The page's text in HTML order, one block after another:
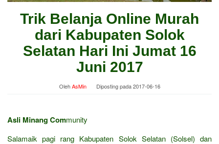
Trik Belanja Online Murah
dari Kabupaten Solok
Selatan Hari Ini Jumat 16
Juni 2017
OlehAsMin Diposting pada2017-06-16
Asli Minang Community
Salamaik pagi rang Kabupaten Solok Selatan (Solsel) dan